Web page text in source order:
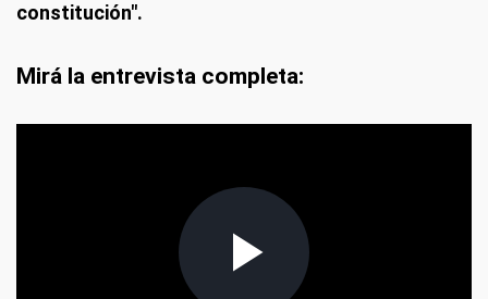
constitución".
Mirá la entrevista completa: